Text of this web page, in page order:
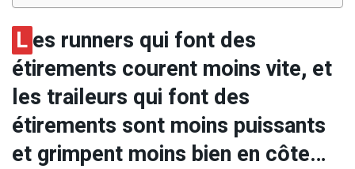
Les runners qui font des
étirements courent moins vite, et
les traileurs qui font des
étirements sont moins puissants
et grimpent moins bien en côte…